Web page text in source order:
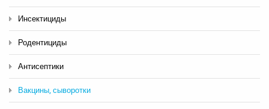
Инсектициды
Родентициды
Антисептики
Вакцины, сыворотки